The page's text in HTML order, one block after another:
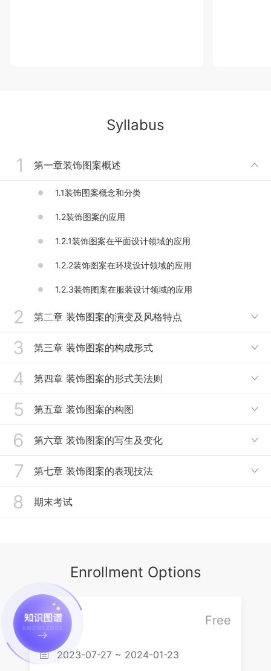
Syllabus
1 第一章装饰图案概述 
1.1装饰图案概念和分类
1.2装饰图案的应用
1.2.1装饰图案在平面设计领域的应用
1.2.2装饰图案在环境设计领域的应用
1.2.3装饰图案在服装设计领域的应用
2 第二章 装饰图案的演变及风格特点 
2.1中国传统装饰图案
2.1.3.1春秋战国时期的装饰图案（上）
2.1.3.2春秋战国时期的装饰图案（下）
2.1.4.1秦汉时期的装饰图案（上）
2.1.7宋代时期的装饰图案
2.1.8元代时期的装饰图案
2.1.9明朝的装饰图案
2.1.10.1清朝的装饰图案（上）
3 第三章 装饰图案的构成形式 
3.1单独纹样
3.2.2适合纹样（下）
3.3连续纹样
3.3.1连续纹样（上）
4 第四章 装饰图案的形式美法则 
4.1变化与统一
4.4节奏与韵律
5 第五章 装饰图案的构图 
5.1格律体构图与平视体构图
6 第六章 装饰图案的写生及变化 
6.1图案的写生
6.2.3动物变化的方法（下）
6.3植物变化
6.3.1花卉的特征
6.3.2植物变化的方法
6.4风景变化
7 第七章 装饰图案的表现技法 
7.1黑白装饰法
8 期末考试
Enrollment Options
Free
Free
 2023-07-27 ~ 2024-01-23